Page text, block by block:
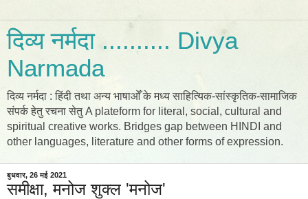
दिव्य नर्मदा .......... Divya
Narmada
दिव्य नर्मदा : हिंदी तथा अन्य भाषाओँ के मध्य साहित्यिक-सांस्कृतिक-सामाजिक
संपर्क हेतु रचना सेतु A plateform for literal, social, cultural and
spiritual creative works. Bridges gap between HINDI and
other languages, literature and other forms of expression.
बुधवार, 26 मई 2021
समीक्षा, मनोज शुक्ल 'मनोज'